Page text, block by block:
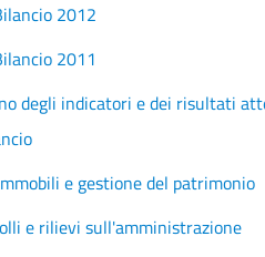
2012
2011
degli indicatori e dei risultati
e gestione del patrimonio
e rilievi sull'amministrazione